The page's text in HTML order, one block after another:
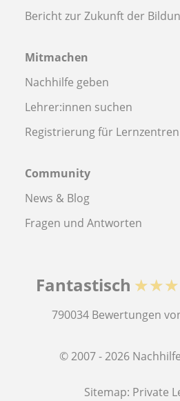
Bericht zur Zukunft der
Mitmachen
Nachhilfe geben
Lehrer:innen suchen
Registrierung für Lernzentren
Community
News & Blog
Fragen und Antworten
Fantastisch
790034 Bewertungen
© 2007 - 2026
Sitemap: Private